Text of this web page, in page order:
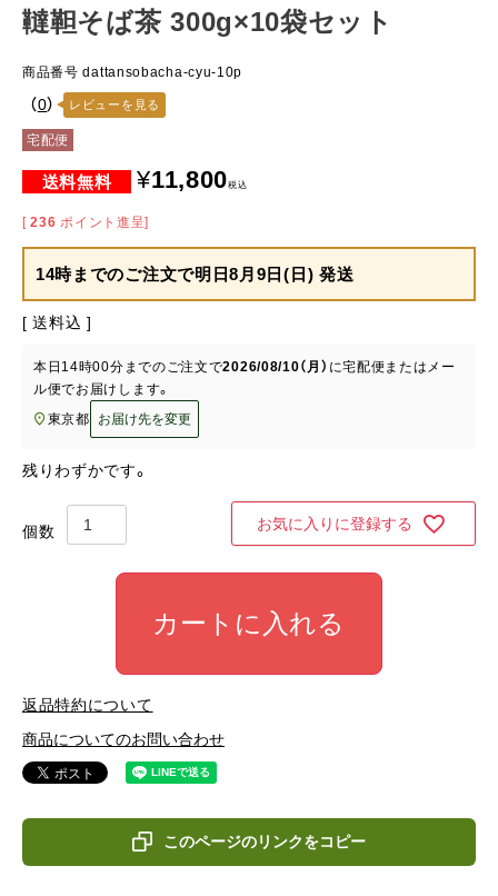
韃靼そば茶 300g×10袋セット
商品番号 dattansobacha-cyu-10p
（0） レビューを見る
宅配便
¥11,800税込
[ 236 ポイント進呈]
14時までのご注文で明日8月9日(日) 発送
送料込
本日 14時00分 までのご注文で2026/08/10（月） に宅配便またはメー
ル便でお届けします。
東京都
お届け先を変更
残りわずかです。
お気に入りに登録する
カートに入れる
返品特約について
商品についてのお問い合わせ
このページのリンクをコピー